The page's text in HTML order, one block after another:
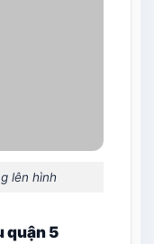
lên hình
quận 5